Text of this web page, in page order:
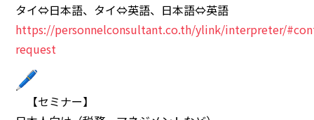
タイ⇔日本語、タイ⇔英語、日本語⇔英語
https://personnelconsultant.co.th/ylink/interpreter/
request
【セミナー】